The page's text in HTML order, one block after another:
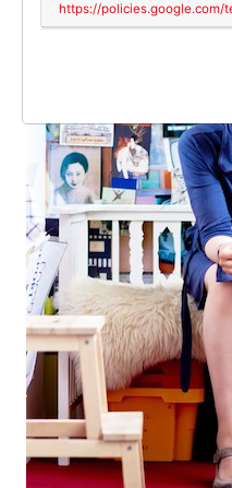
https://policies.google.com/